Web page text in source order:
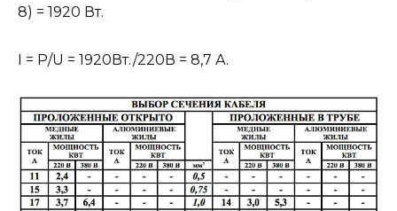
8) = 1920 Вт.
I = Р/U = 1920Вт./220В = 8,7 А.